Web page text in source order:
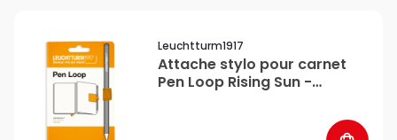
Leuchtturm1917
Attache stylo pour carnet
Pen Loop Rising Sun -